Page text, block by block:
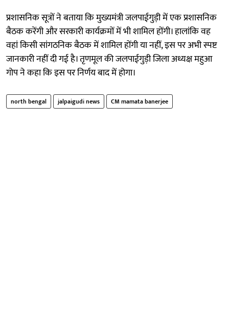
प्रशासनिक सूत्रों ने बताया कि मुख्यमंत्री जलपाईगुड़ी में एक प्रशासनिक
बैठक करेंगी और सरकारी कार्यक्रमों में भी शामिल होंगी। हालांकि वह
वहां किसी सांगठनिक बैठक में शामिल होंगी या नहीं, इस पर अभी स्पष्ट
जानकारी नहीं दी गई है। तृणमूल की जलपाईगुड़ी जिला अध्यक्ष महुआ
गोप ने कहा कि इस पर निर्णय बाद में होगा।
north bengal jalpaigudi news CM mamata banerjee